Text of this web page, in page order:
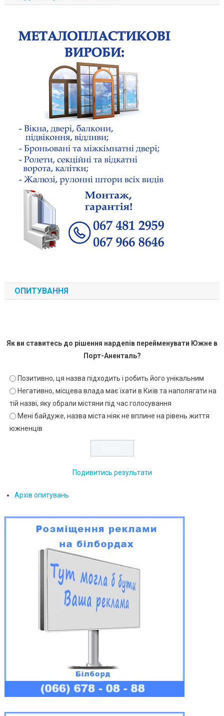
ОПИТУВАННЯ
Як ви ставитесь до рішення нардепів перейменувати Южне в
Порт-Аненталь?
Позитивно, ця назва підходить і робить його унікальним
Негативно, місцева влада має їхати в Київ та наполягати на
тій назві, яку обрали містяни під час голосування
Мені байдуже, назва міста ніяк не вплине на рівень життя
южненців
Подивитись результати
Архів опитувань